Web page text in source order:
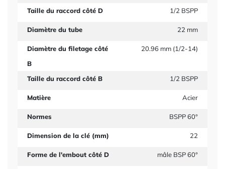
Taille du raccord côté D 1/2 BSPP
Diamètre du tube 22 mm
Diamètre du filetage côté
B
20.96 mm (1/2-14)
Taille du raccord côté B 1/2 BSPP
Matière Acier
Normes BSPP 60°
Dimension de la clé (mm) 22
Forme de l'embout côté D mâle BSP 60°